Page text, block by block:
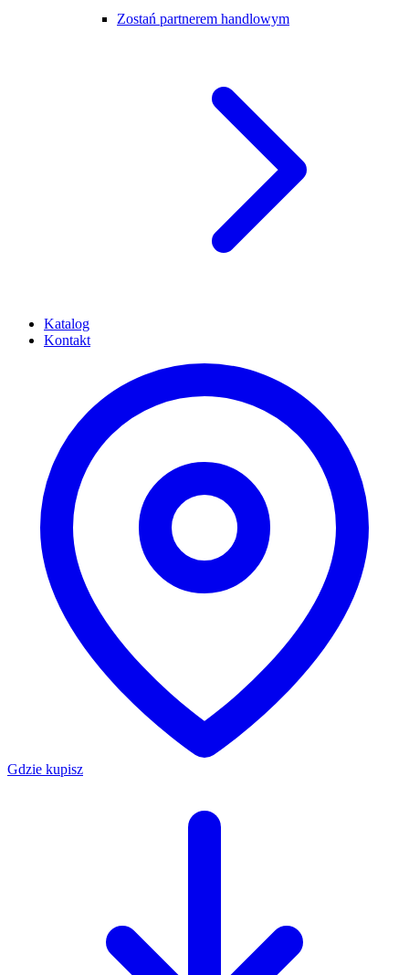
Zostań partnerem handlowym
Katalog
Kontakt
Gdzie kupisz